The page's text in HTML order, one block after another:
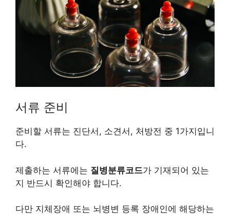
서류 준비
준비할 서류는 진단서, 소견서, 처방전 중 1가지입니
다.
제출하는 서류에는 질병분류코드가 기재되어 있는
지 반드시 확인해야 합니다.
다만 지체장애 또는 뇌병변 등록 장애인에 해당하는